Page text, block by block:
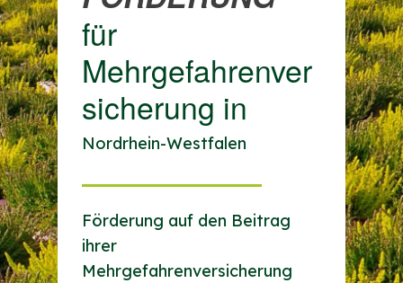
für
Mehrgefahrenver
sicherung in
Nordrhein-Westfalen
Förderung auf den Beitrag
ihrer
Mehrgefahrenversicherung